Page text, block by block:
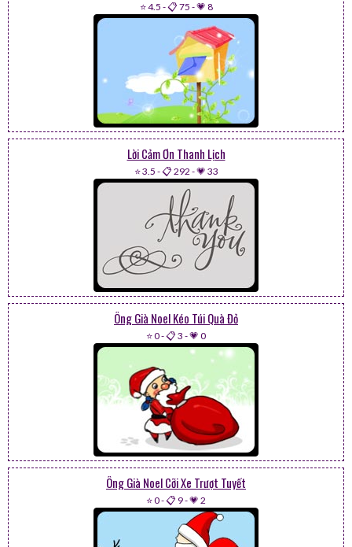
⭐ 4.5 -📋 75 -💗 8
Lời Cảm Ơn Thanh Lịch
⭐ 3.5 -📋 292 -💗 33
Ông Già Noel Kéo Túi Quà Đỏ
⭐ 0-📋 3 -💗 0
Ông Già Noel Cỡi Xe Trượt Tuyết
⭐ 0-📋 9-💗 2